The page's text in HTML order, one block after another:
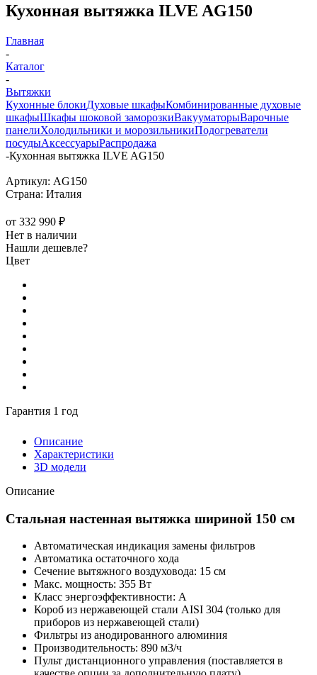
Кухонная вытяжка ILVE AG150
Главная
-
Каталог
-
Вытяжки
Кухонные блокиДуховые шкафыКомбинированные духовые
шкафыШкафы шоковой заморозкиВакууматорыВарочные
панелиХолодильники и морозильникиПодогреватели
посудыАксессуарыРаспродажа
-Кухонная вытяжка ILVE AG150
Артикул: AG150
Страна: Италия
от 332 990 ₽
Нет в наличии
Нашли дешевле?
Цвет
Гарантия 1 год
Описание
Характеристики
3D модели
Описание
Стальная настенная вытяжка шириной 150 см
Автоматическая индикация замены фильтров
Автоматика остаточного хода
Сечение вытяжного воздуховода: 15 см
Макс. мощность: 355 Вт
Класс энергоэффективности: А
Короб из нержавеющей стали AISI 304 (только для
приборов из нержавеющей стали)
Фильтры из анодированного алюминия
Производительность: 890 м3/ч
Пульт дистанционного управления (поставляется в